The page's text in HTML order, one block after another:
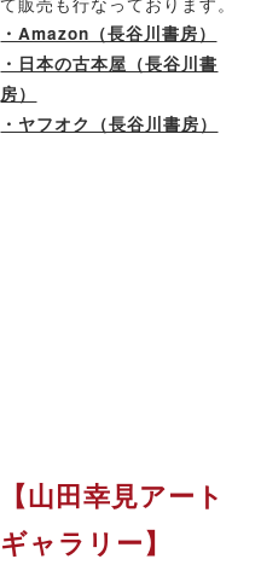
・Amazon（長谷川書房）
・日本の古本屋（長谷川書
房）
・ヤフオク（長谷川書房）
【山田幸見アート
ギャラリー】